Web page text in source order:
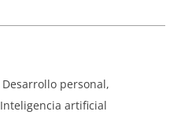
Desarrollo personal,
Inteligencia artificial